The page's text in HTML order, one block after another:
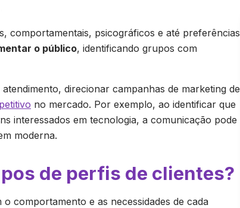
comportamentais, psicográficos e até preferências
o público, identificando grupos com
direcionar campanhas de marketing de
no mercado. Por exemplo, ao identificar que
interessados em tecnologia, a comunicação pode
moderna.
de perfis de clientes?
comportamento e as necessidades de cada